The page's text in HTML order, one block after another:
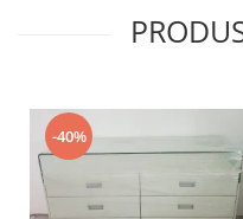
-40%